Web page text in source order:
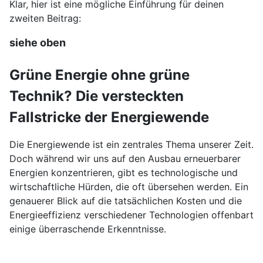
Copilot
Klar, hier ist eine mögliche Einführung für deinen
zweiten Beitrag:
siehe oben
Grüne Energie ohne grüne
Technik? Die versteckten
Fallstricke der Energiewende
Die Energiewende ist ein zentrales Thema unserer Zeit.
Doch während wir uns auf den Ausbau erneuerbarer
Energien konzentrieren, gibt es technologische und
wirtschaftliche Hürden, die oft übersehen werden. Ein
genauerer Blick auf die tatsächlichen Kosten und die
Energieeffizienz verschiedener Technologien offenbart
einige überraschende Erkenntnisse.